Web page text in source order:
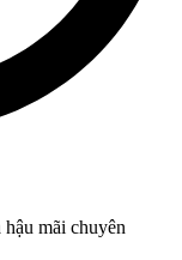
mãi chuyên